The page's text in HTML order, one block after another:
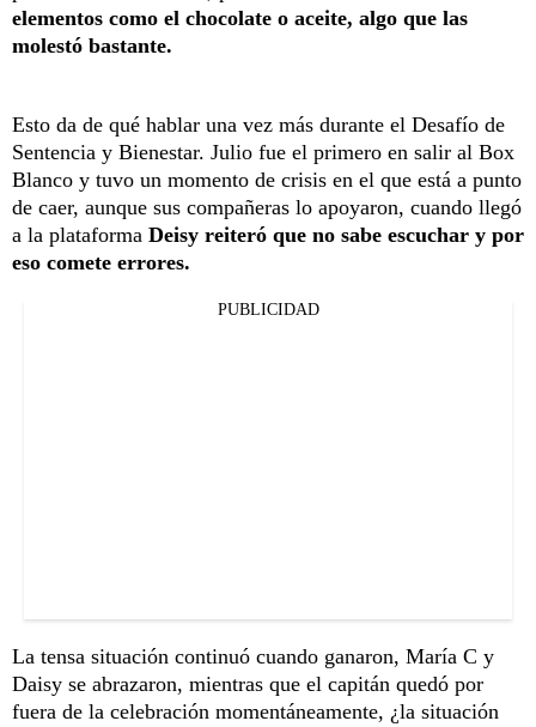
elementos como el chocolate o aceite, algo que las
molestó bastante.
Esto da de qué hablar una vez más durante el Desafío de
Sentencia y Bienestar. Julio fue el primero en salir al Box
Blanco y tuvo un momento de crisis en el que está a punto
de caer, aunque sus compañeras lo apoyaron, cuando llegó
a la plataforma Deisy reiteró que no sabe escuchar y por
eso comete errores.
PUBLICIDAD
La tensa situación continuó cuando ganaron, María C y
Daisy se abrazaron, mientras que el capitán quedó por
fuera de la celebración momentáneamente, ¿la situación